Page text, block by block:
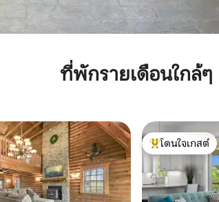
ที่พักรายเดือนใกล้ๆ
โดนใจเกสต์ที่สุด
โดนใจเกสต์